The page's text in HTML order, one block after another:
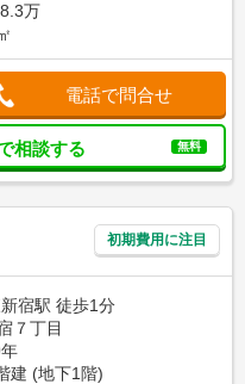
8.3万
電話で問合せ
相談する 無料
初期費用に注目
宿駅 徒歩1分
７丁目
建 (地下1階)